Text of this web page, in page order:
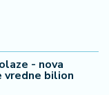
- nova
vredne bilion